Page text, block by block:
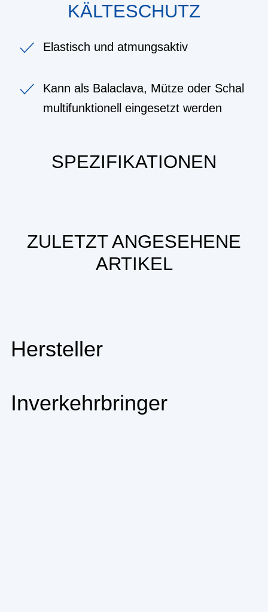
KÄLTESCHUTZ
Elastisch und atmungsaktiv
Kann als Balaclava, Mütze oder Schal
multifunktionell eingesetzt werden
SPEZIFIKATIONEN
ZULETZT ANGESEHENE
ARTIKEL
Hersteller
Inverkehrbringer